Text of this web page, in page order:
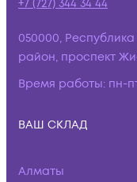
+7 (727) 344 34 44
050000,
район, проспект
Время работы: пн-
ВАШ СКЛАД
Алматы